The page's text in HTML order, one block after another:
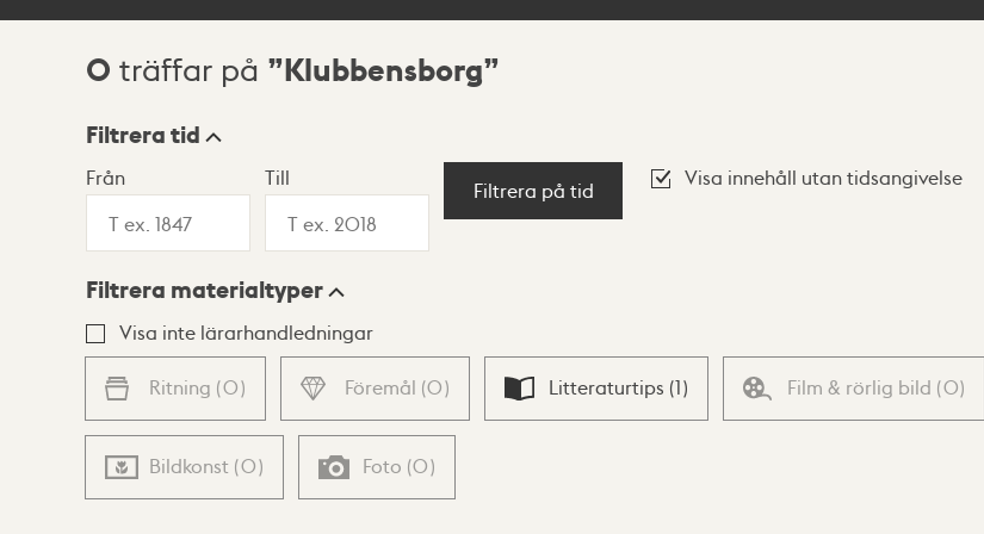
Sökresultat
0 träffar på Klubbensborg
Visningsläge
Lista Karta
Filtrera tid
Från Till
Filtrera på tid
Visa innehåll utan tidsangivelse
Filtrera materialtyper
Visa inte lärarhandledningar
Ritning (0) Föremål (0) Litteraturtips (1) Film & rörlig bild (0)
Bildkonst (0) Foto (0)